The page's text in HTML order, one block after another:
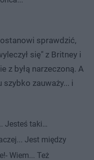
sprawdzić,
się" z Britney i
z byłą narzeczoną. A
zauważy... i
Jesteś taki…
Jest między
Wiem... Też